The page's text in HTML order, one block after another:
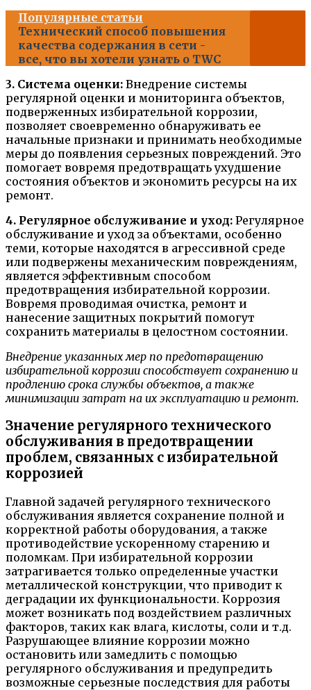
Популярные статьи
Технический способ повышения
качества содержания в сети -
все, что вы хотели узнать о TWC
3. Система оценки: Внедрение системы
регулярной оценки и мониторинга объектов,
подверженных избирательной коррозии,
позволяет своевременно обнаруживать ее
начальные признаки и принимать необходимые
меры до появления серьезных повреждений. Это
помогает вовремя предотвращать ухудшение
состояния объектов и экономить ресурсы на их
ремонт.
4. Регулярное обслуживание и уход: Регулярное
обслуживание и уход за объектами, особенно
теми, которые находятся в агрессивной среде
или подвержены механическим повреждениям,
является эффективным способом
предотвращения избирательной коррозии.
Вовремя проводимая очистка, ремонт и
нанесение защитных покрытий помогут
сохранить материалы в целостном состоянии.
Внедрение указанных мер по предотвращению
избирательной коррозии способствует сохранению и
продлению срока службы объектов, а также
минимизации затрат на их эксплуатацию и ремонт.
Значение регулярного технического
обслуживания в предотвращении
проблем, связанных с избирательной
коррозией
Главной задачей регулярного технического
обслуживания является сохранение полной и
корректной работы оборудования, а также
противодействие ускоренному старению и
поломкам. При избирательной коррозии
затрагивается только определенные участки
металлической конструкции, что приводит к
деградации их функциональности. Коррозия
может возникать под воздействием различных
факторов, таких как влага, кислоты, соли и т.д.
Разрушающее влияние коррозии можно
остановить или замедлить с помощью
регулярного обслуживания и предупредить
возможные серьезные последствия для работы